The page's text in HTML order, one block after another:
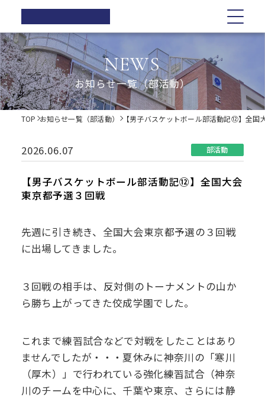
正則高等
学校
学校紹介
正則高等学校の3つの柱
校長ご挨拶
歴史・伝統
制服紹介
教育の特色
正則教育の全体図
学習指導
教科紹介
教育内容
生活指導
PTA
学校生活
年間行事
体育祭
学院祭
学習旅行
入試情報
オープンスクール・学校説明会
募集要項
Web出願について
入試Q&A
在校生の方へ
卒業生の方へ
各種証明書の発行
同窓会
学校紹介
正則高等学校の3つの柱
校長ご挨拶
施設紹介
教育の特色
正則教育の全体図
教育内容
進路指導
卒業生の声
PTA
後援会
学校生活
学院祭
学習旅行
学院祭特設ページ
募集要項
Web出願について
学費軽減・助成制度
在校生の方へ
卒業生の方へ
同窓会
デジタルパンフレット
アクセス
NEWS
お知らせ一覧（部活動）
TOP お知らせ一覧（部活動） 【男子バスケットボール部活動記⑫】全国
2026.06.07 部活動
【男子バスケットボール部活動記⑫】全国大会
東京都予選３回戦
先週に引き続き、全国大会東京都予選の３回戦
に出場してきました。
３回戦の相手は、反対側のトーナメントの山か
ら勝ち上がってきた佼成学園でした。
これまで練習試合などで対戦をしたことはあり
ませんでしたが・・・夏休みに神奈川の「寒川
（厚木）」で行われている強化練習試合（神奈
川のチームを中心に、千葉や東京、さらには静